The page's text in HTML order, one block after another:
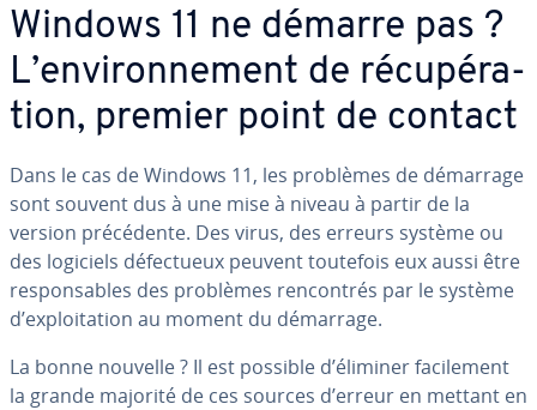
Windows 11 ne démarre pas ?
L’en­vi­ron­ne­ment de ré­cu­pé­ra­
tion, premier point de contact
Dans le cas de Windows 11, les problèmes de démarrage
sont souvent dus à une mise à niveau à partir de la
version pré­cé­dente. Des virus, des erreurs système ou
des logiciels dé­fec­tueux peuvent toutefois eux aussi être
res­pon­sables des problèmes ren­con­trés par le système
d’ex­ploi­ta­tion au moment du démarrage.
La bonne nouvelle ? Il est possible d’éliminer fa­ci­le­ment
la grande majorité de ces sources d’erreur en mettant en